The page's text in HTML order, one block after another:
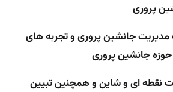
پروری
مدیریت جانشین پروری و تجربه های
جانشین پروری
تبیین